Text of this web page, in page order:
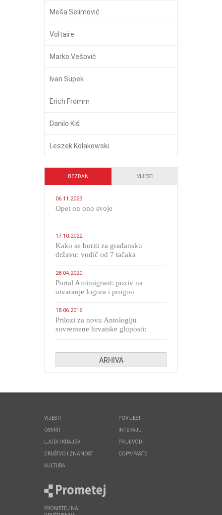
Meša Selimović
Voltaire
Marko Vešović
Ivan Supek
Erich Fromm
Danilo Kiš
Leszek Kołakowski
BEZDAN VIJESTI
06.11.2023
​Opet on ono svoje
17.10.2022
Kako se boriti za građansku
državu: vodič od 7 tačaka
28.04.2020
Portal Antimigrant: poziv na
otvaranje logora i progon
18.06.2016
Prilozi za novu Antologiju
suvremene hrvatske gluposti:
ARHIVA
VIJESTI
OSVRTI
LJUDI I KRAJEVI
DRUŠTVO I ZNANOST
KULTURA
POVIJEST
INTERVJU
PRIJEVODI
COPY/PASTE
PROMETEJ NA